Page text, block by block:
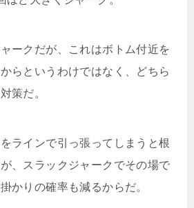
ークだが、これはボトム付近を
らというわけではなく、どちら
策だ。
ラインで引っ張ってしまうと根
、スラックジャークでその場で
かりの確率も減るからだ。